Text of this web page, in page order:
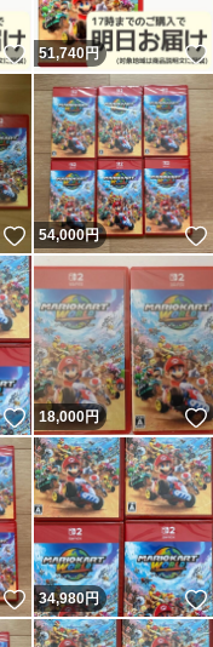
いいね！
51,740円
いいね！
54,000円
いいね！
18,000円
いいね！
34,980円